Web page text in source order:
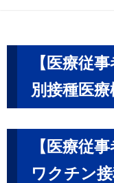
【医療従
別接種医
【医療従事
ワクチン